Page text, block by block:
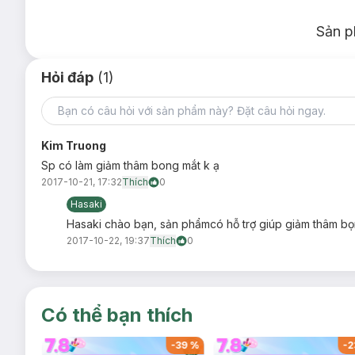
Hướng dẫn sử dụng:
Thoa sản phẩm lên vùng da quanh mắt và mí mắt. Nhẹ
Dùng vào buổi sáng và/hoặc tối.
Có thể trang điểm ngay sau khi thoa sản phẩm.
Bảo quản:
Nơi khô ráo, thoáng mát.
Tránh ánh nắng trực tiếp, nơi có nhiệt độ cao hoặc ẩm
Đậy nắp kín sau khi sử dụng.
Dung tích:15ml
Xuất xứ:Pháp.
Nhà sản xuất:Laboratoríe Dermatologiques d'Uriage, 6-8
Sản
Hỏi đáp (1)
Kim Truong
Sp có làm giảm thâm bong mắt k ạ
2017-10-21, 17:32Thích
0
Hasaki
Hasaki chào bạn, sản phẩmcó hỗ trợ giúp giảm thâm
2017-10-22, 19:37Thích 0
Có thể bạn thích
-39% -